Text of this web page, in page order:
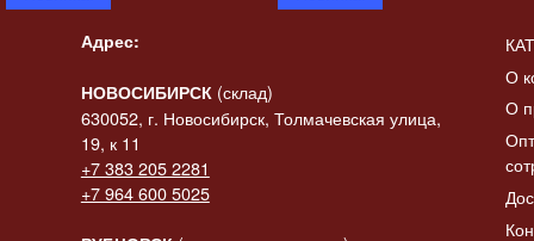
Статуэтка «Коза с
баяном»
баяном»
Адрес:
НОВОСИБИРСК (склад)
630052, г. Новосибирск, Толмачевская улица,
19, к 11
+7 383 205 2281
+7 964 600 5025
О
О